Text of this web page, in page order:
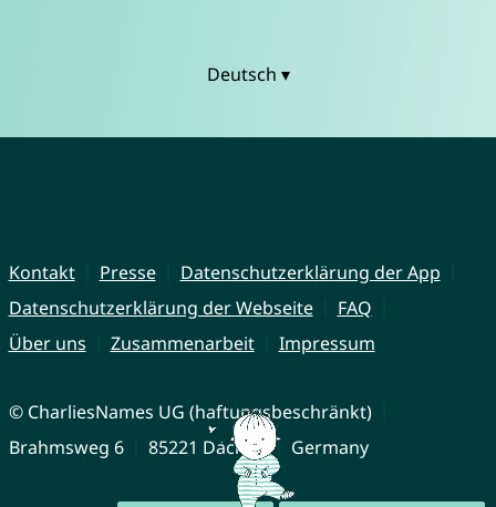
Deutsch ▾
Kontakt Presse
Datenschutzerklärung der App
Datenschutzerklärung der Webseite
FAQ
Über uns
Zusammenarbeit Impressum
© CharliesNames UG (haftungsbeschränkt)
Brahmsweg 6
85221 Dachau Germany